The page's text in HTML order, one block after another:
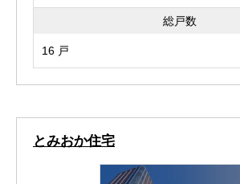
総戸数
16 戸
とみおか住宅